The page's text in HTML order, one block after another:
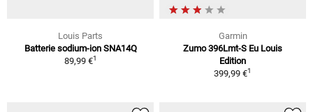
Louis Parts
Batterie sodium-ion SNA14Q
89,99 €1
Garmin
Zumo 396Lmt-S Eu Louis
Edition
399,99 €1